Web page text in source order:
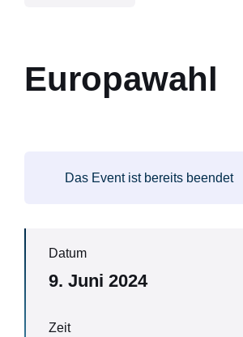
Europawahl
Das Event ist bereits beendet
Datum
9. Juni 2024
Zeit